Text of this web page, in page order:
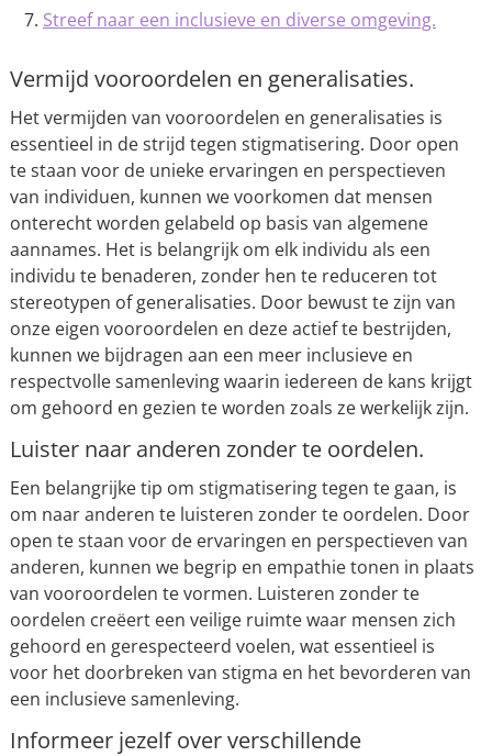
Streef naar een inclusieve en diverse omgeving.
Vermijd vooroordelen en generalisaties.
Het vermijden van vooroordelen en generalisaties is
essentieel in de strijd tegen stigmatisering. Door open
te staan voor de unieke ervaringen en perspectieven
van individuen, kunnen we voorkomen dat mensen
onterecht worden gelabeld op basis van algemene
aannames. Het is belangrijk om elk individu als een
individu te benaderen, zonder hen te reduceren tot
stereotypen of generalisaties. Door bewust te zijn van
onze eigen vooroordelen en deze actief te bestrijden,
kunnen we bijdragen aan een meer inclusieve en
respectvolle samenleving waarin iedereen de kans krijgt
om gehoord en gezien te worden zoals ze werkelijk zijn.
Luister naar anderen zonder te oordelen.
Een belangrijke tip om stigmatisering tegen te gaan, is
om naar anderen te luisteren zonder te oordelen. Door
open te staan voor de ervaringen en perspectieven van
anderen, kunnen we begrip en empathie tonen in plaats
van vooroordelen te vormen. Luisteren zonder te
oordelen creëert een veilige ruimte waar mensen zich
gehoord en gerespecteerd voelen, wat essentieel is
voor het doorbreken van stigma en het bevorderen van
een inclusieve samenleving.
Informeer jezelf over verschillende